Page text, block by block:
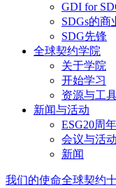
GDI for
SDGs的商
SDG先锋
全球契约学院
关于学院
开始学习
资源与工
新闻与活动
ESG20周年
会议与活动
新闻
我们的使命全球契约